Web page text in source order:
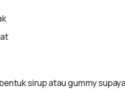
sirup atau gummy